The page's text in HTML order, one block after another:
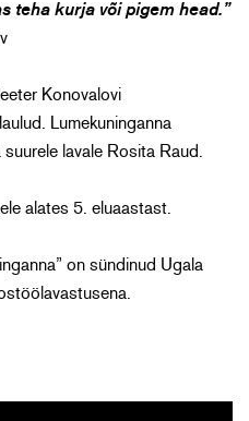
teha kurja või pigem head.”
Konovalovi
Lumekuninganna
lavale Rosita Raud.
alates 5. eluaastast.
on sündinud Ugala